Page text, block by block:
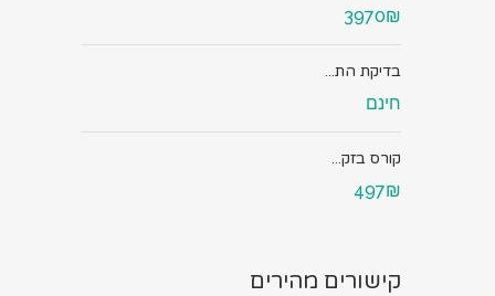
3970₪
בדיקת הת...
חינם
קורס בזק...
497₪
קישורים מהירים